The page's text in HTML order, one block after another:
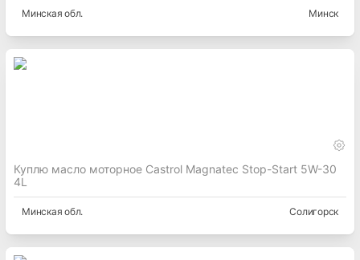
Минская обл. Минск
Куплю масло моторное Castrol Magnatec Stop-Start 5W-30
4L
Минская обл. Солигорск